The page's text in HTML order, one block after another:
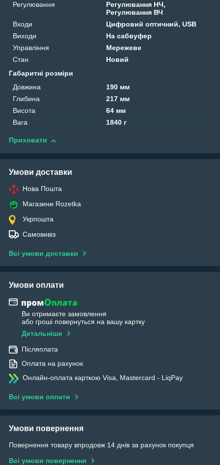
Регулювання
Регулювання НЧ,
Регулювання ВЧ
Входи
Цифровий оптичний, USB
Виходи
На сабвуфер
Управління
Мережеве
Стан
Новий
Габаритні розміри
Довжина
190 мм
Глибина
217 мм
Висота
64 мм
Вага
1840 г
Приховати
Умови доставки
Нова Пошта
Магазини Rozetka
Укрпошта
Самовивіз
Всі умови доставки
Умови оплати
Ви отримаєте замовлення
або гроші повернуться на вашу картку
Детальніше
Післяплата
Оплата на рахунок
Онлайн-оплата карткою Visa, Mastercard - LiqPay
Всі умови оплати
Умови повернення
Повернення товару впродовж 14 днів за рахунок покупця
Всі умови повернення